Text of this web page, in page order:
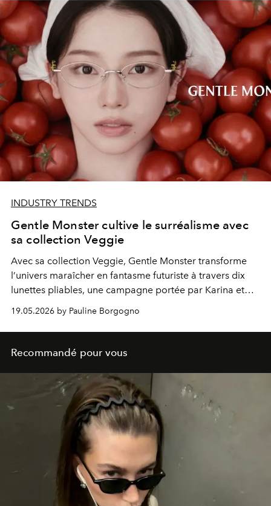
INDUSTRY TRENDS
Gentle Monster cultive le surréalisme avec
sa collection Veggie
Avec sa collection Veggie, Gentle Monster transforme
l’univers maraîcher en fantasme futuriste à travers dix
lunettes pliables, une campagne portée par Karina et
Yosh, et des pop-up immersifs aux allures de jardin
19.05.2026 by Pauline Borgogno
Recommandé pour vous